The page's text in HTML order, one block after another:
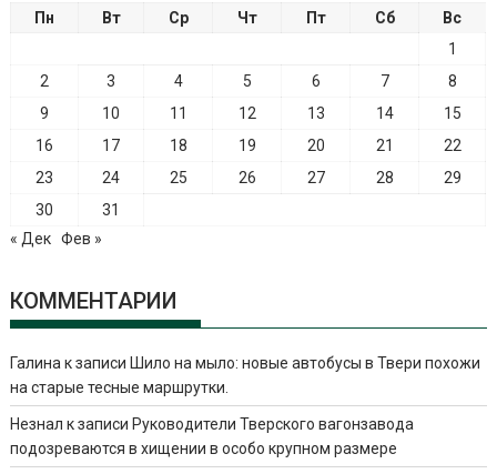
Пн Вт Ср Чт Пт Сб
Вс
1
2
3 4 5 6 7
8
9
10 11 12 13 14
15
16
17 18 19 20 21
22
23
24 25 26 27 28
29
30
31
« Дек Фев »
КОММЕНТАРИИ
Галина к записи Шило на мыло: новые автобусы в Твери похожи
на старые тесные маршрутки.
Незнал к записи Руководители Тверского вагонзавода
подозреваются в хищении в особо крупном размере